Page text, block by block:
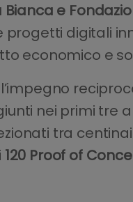
e
digitali
economico e
nei primi tre
tra
120 Proof of